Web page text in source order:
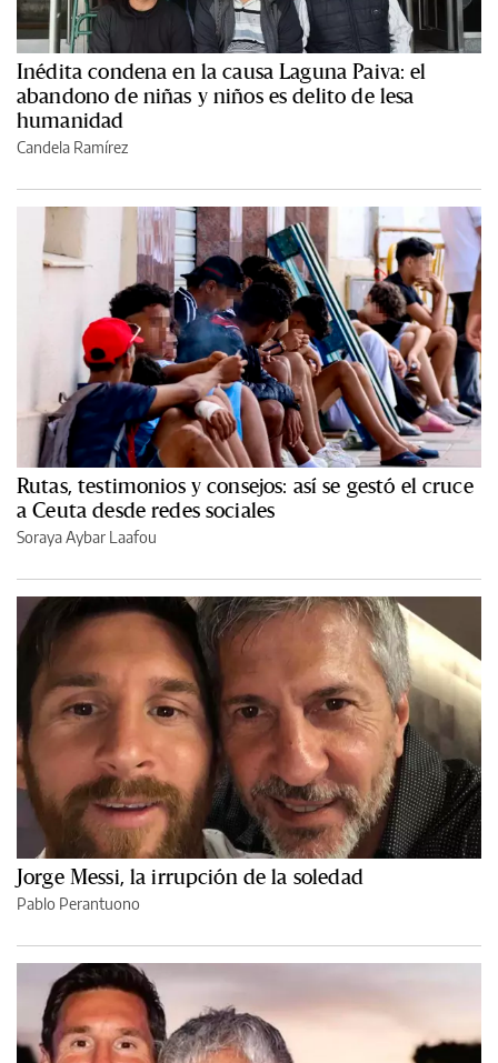
Inédita condena en la causa Laguna Paiva: el
abandono de niñas y niños es delito de lesa
humanidad
Candela Ramírez
Rutas, testimonios y consejos: así se gestó el cruce
a Ceuta desde redes sociales
Soraya Aybar Laafou
Jorge Messi, la irrupción de la soledad
Pablo Perantuono